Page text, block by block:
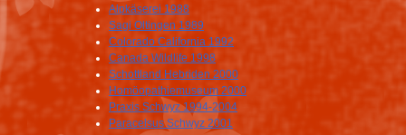
Alpkäserei 1988
Sagi Oltingen 1989
Colorado California 1992
Canada Wildlife 1998
Schottland Hebriden 2000
Homöopathiemuseum 2000
Praxis Schwyz 1994-2004
Paracelsus Schwyz 2001